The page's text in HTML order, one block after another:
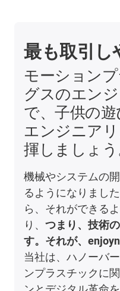
最も取引し
モーション
グスのエン
で、子供の
エンジニア
揮しましょう
機械やシステムの
るようになりまし
ら、それができる
り、つまり、技術
す。それが、
当社は、ハノーバ
ンプラスチックに